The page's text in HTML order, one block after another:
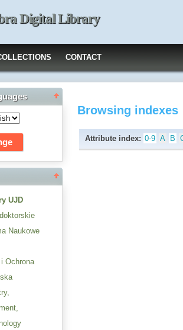
Digital Library
CONTACT
UJD
Naukowe
Ochrona
Browsing indexes
Attribute index: 0-9 A B